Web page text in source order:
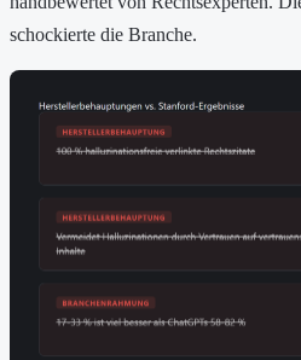
schockierte die Branche.